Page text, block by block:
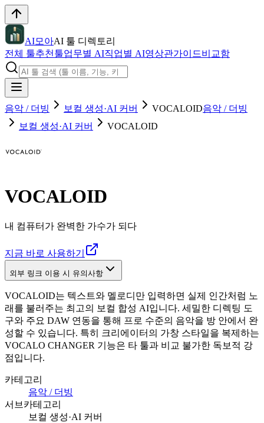
AI모아AI 툴 디렉토리
전체 툴추천툴업무별 AI직업별 AI영상관가이드비교함
음악 / 더빙 보컬 생성·AI 커버 VOCALOID음악 / 더빙
보컬 생성·AI 커버
VOCALOID
VOCALOID
내 컴퓨터가 완벽한 가수가 되다
지금 바로 사용하기
외부 링크 이용 시 유의사항
VOCALOID는 텍스트와 멜로디만 입력하면 실제 인간처럼 노
래를 불러주는 최고의 보컬 합성 AI입니다. 세밀한 디렉팅 도
구와 주요 DAW 연동을 통해 프로 수준의 음악을 방 안에서 완
성할 수 있습니다. 특히 크리에이터의 가창 스타일을 복제하는
VOCALO CHANGER 기능은 타 툴과 비교 불가한 독보적 강
점입니다.
카테고리
음악 / 더빙
서브카테고리
보컬 생성·AI 커버